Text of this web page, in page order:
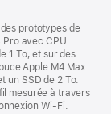
prototypes de
Pro avec CPU
1 To, et sur des
Apple M4 Max
un SSD de 2 To.
mesurée à travers
Wi-Fi.